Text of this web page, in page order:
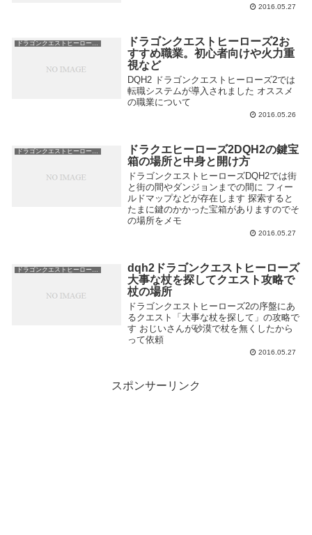
2016.05.27
ドラゴンクエストヒーローズ2
ドラゴンクエストヒーローズ2お
すすめ職業。初心者向けや火力重
視など
DQH2 ドラゴンクエストヒーローズ2では
転職システムが導入されました オススメ
の職業について
2016.05.26
ドラゴンクエストヒーローズ2
ドラクエヒーローズ2DQH2の鍵宝
箱の場所と中身と開け方
ドラゴンクエストヒーローズDQH2では街
と街の間やダンジョンまでの間に フィー
ルドマップなどが存在します 探索すると
たまに鍵のかかった宝箱がありますのでそ
の場所をメモ
2016.05.27
ドラゴンクエストヒーローズ2
dqh2ドラゴンクエストヒーローズ
大事な杖を探してクエスト攻略で
杖の場所
ドラゴンクエストヒーローズ2の序盤にあ
るクエスト「大事な杖を探して」の攻略で
す おじいさんが砂漠で杖を無くしたから
って依頼
2016.05.27
スポンサーリンク